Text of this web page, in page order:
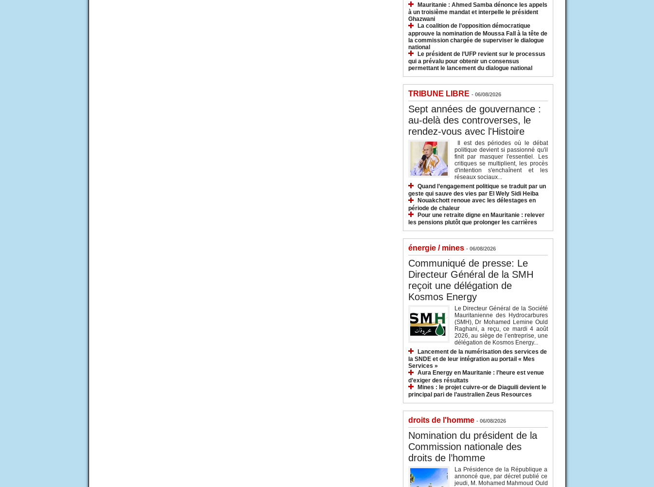
Mauritanie : Ahmed Samba dénonce les appels
à un troisième mandat et interpelle le président
Ghazwani
La coalition de l’opposition démocratique
approuve la nomination de Moussa Fall à la tête de
la commission chargée de superviser le dialogue
national
Le président de l’UFP revient sur le processus
qui a prévalu pour obtenir un consensus
permettant le lancement du dialogue national
TRIBUNE LIBRE - 06/08/2026
Sept années de gouvernance :
au-delà des controverses, le
rendez-vous avec l'Histoire
Il est des périodes où le débat
politique devient si passionné qu'il
finit par masquer l'essentiel. Les
critiques se multiplient, les procès
d'intention s'enchaînent et les
réseaux sociaux...
Quand l’engagement politique se traduit par un
geste qui sauve des vies par El Wely Sidi Heiba
Nouakchott renoue avec les délestages en
période de chaleur
Pour une retraite digne en Mauritanie : relever
les pensions plutôt que prolonger les carrières
énergie / mines - 06/08/2026
Communiqué de presse: Le
Directeur Général de la SMH
reçoit une délégation de
Kosmos Energy
Le Directeur Général de la Société
Mauritanienne des Hydrocarbures
(SMH), Dr Mohamed Lemine Ould
Raghani, a reçu, ce mardi 4 août
2026, au siège de l’entreprise, une
délégation de Kosmos Energy...
Lancement de la numérisation des services de
la SNDE et de leur intégration au portail « Mes
Services »
Aura Energy en Mauritanie : l’heure est venue
d’exiger des résultats
Mines : le projet cuivre-or de Diaguili devient le
principal pari de l’australien Zeus Resources
droits de l'homme - 06/08/2026
Nomination du président de la
Commission nationale des
droits de l’homme
La Présidence de la République a
annoncé que, par décret publié ce
jeudi, M. Mohamed Mahmoud Ould